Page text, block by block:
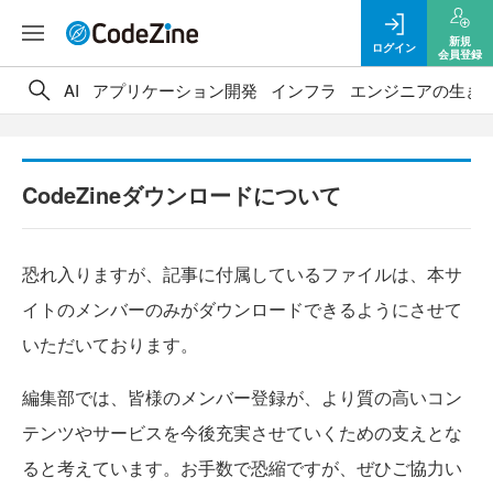
ログイン
新規
会員登録
AI アプリケーション開発 インフラ エンジニアの生き
CodeZineダウンロードについて
恐れ入りますが、記事に付属しているファイルは、本サ
イトのメンバーのみがダウンロードできるようにさせて
いただいております。
編集部では、皆様のメンバー登録が、より質の高いコン
テンツやサービスを今後充実させていくための支えとな
ると考えています。お手数で恐縮ですが、ぜひご協力い